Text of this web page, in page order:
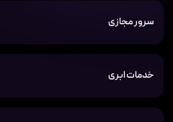
سرور مجازی
خدمات ابری